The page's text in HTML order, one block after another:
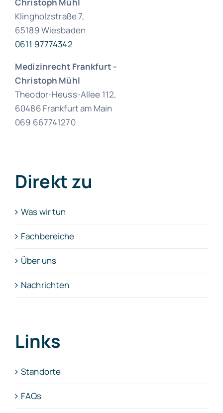
Klingholzstraße 7,
65189 Wiesbaden
0611 97774342
Medizinrecht Frankfurt–
Christoph Mühl
Theodor-Heuss-Allee 112,
60486 Frankfurt am Main
069 667741270
Direkt zu
Was wir tun
Fachbereiche
Über uns
Nachrichten
Links
Standorte
FAQs